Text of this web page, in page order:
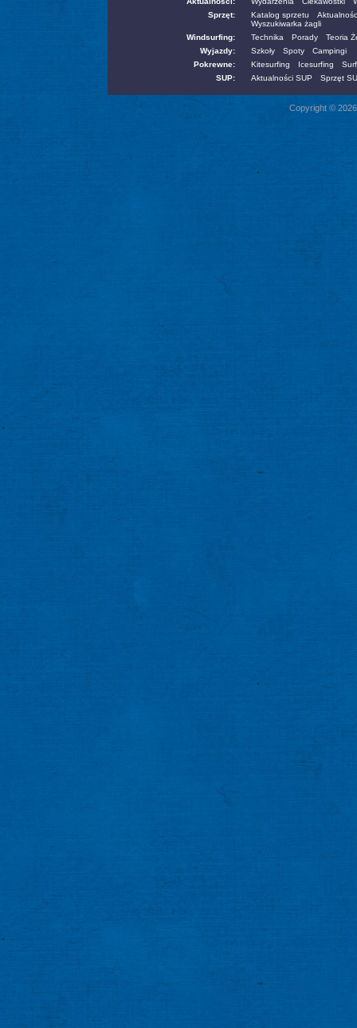
Sprzęt:
Katalog sprzetu
Wyszukiwarka żagli
Windsurfing:
Technika Porady
Teoria
Wyjazdy:
Szkoły Spoty
Campingi
Pokrewne:
Kitesurfing Icesurfing
SUP:
Aktualności SUP Sprzęt
Copyright ©